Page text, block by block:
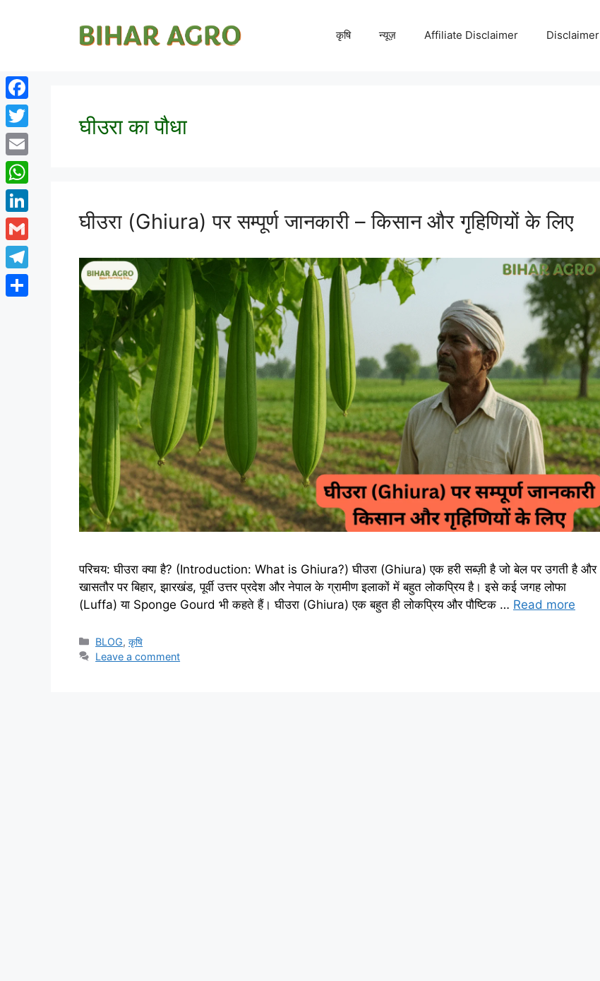
कृषि न्यूज़ Affiliate Disclaimer Disclaimer
घीउरा का पौधा
घीउरा (Ghiura) पर सम्पूर्ण जानकारी – किसान और गृहिणियों के लिए
परिचय: घीउरा क्या है? (Introduction: What is Ghiura?) घीउरा (Ghiura) एक हरी सब्ज़ी है जो बेल पर उगती है और
खासतौर पर बिहार, झारखंड, पूर्वी उत्तर प्रदेश और नेपाल के ग्रामीण इलाकों में बहुत लोकप्रिय है। इसे कई जगह लोफा
(Luffa) या Sponge Gourd भी कहते हैं। घीउरा (Ghiura) एक बहुत ही लोकप्रिय और पौष्टिक … Read more
BLOG,कृषि
Leave a comment
Facebook
Twitter
Email
WhatsApp
LinkedIn
Gmail
Telegram